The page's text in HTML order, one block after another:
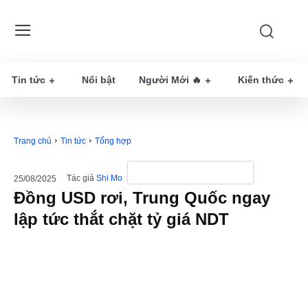
Tin tức Nổi bật Người Mới 🔥 Kiến thức
Trang chủ Tin tức Tổng hợp
25/08/2025 Tác giả Shi Mo
Đồng USD rơi, Trung Quốc ngay
lập tức thắt chặt tỷ giá NDT